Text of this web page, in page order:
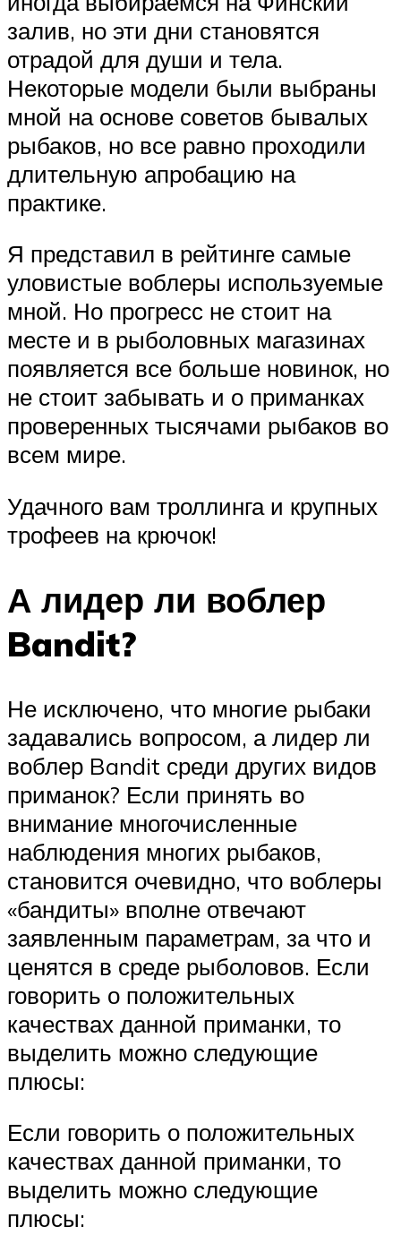
залив, но эти дни становятся
отрадой для души и тела.
Некоторые модели были выбраны
мной на основе советов бывалых
рыбаков, но все равно проходили
длительную апробацию на
практике.
Я представил в рейтинге самые
уловистые воблеры используемые
мной. Но прогресс не стоит на
месте и в рыболовных магазинах
появляется все больше новинок, но
не стоит забывать и о приманках
проверенных тысячами рыбаков во
всем мире.
Удачного вам троллинга и крупных
трофеев на крючок!
А лидер ли воблер
Bandit?
Не исключено, что многие рыбаки
задавались вопросом, а лидер ли
воблер Bandit среди других видов
приманок? Если принять во
внимание многочисленные
наблюдения многих рыбаков,
становится очевидно, что воблеры
«бандиты» вполне отвечают
заявленным параметрам, за что и
ценятся в среде рыболовов. Если
говорить о положительных
качествах данной приманки, то
выделить можно следующие
плюсы:
Если говорить о положительных
качествах данной приманки, то
выделить можно следующие
плюсы: